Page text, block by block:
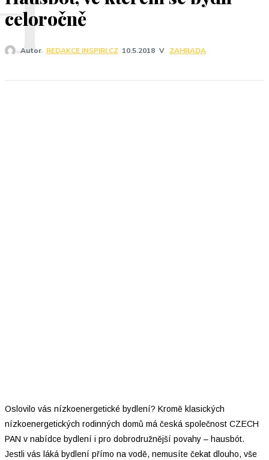
celoročně
Autor REDAKCE INSPIRI.CZ 10.5.2018 V ZAHRADA
Oslovilo vás nízkoenergetické bydlení? Kromě klasických
nízkoenergetických rodinných domů má česká společnost CZECH
PAN v nabídce bydlení i pro dobrodružnější povahy – hausbót.
Jestli vás láká bydlení přímo na vodě, nemusíte čekat dlouho, vše